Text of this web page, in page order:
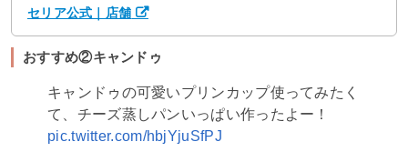
セリア公式｜店舗
おすすめ②キャンドゥ
キャンドゥの可愛いプリンカップ使ってみたく
て、チーズ蒸しパンいっぱい作ったよー！
pic.twitter.com/hbjYjuSfPJ